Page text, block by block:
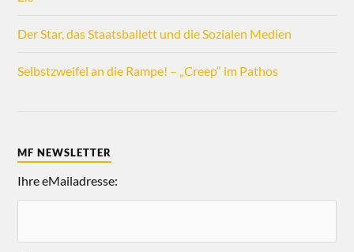
Der Star, das Staatsballett und die Sozialen Medien
Selbstzweifel an die Rampe! – „Creep“ im Pathos
MF NEWSLETTER
Ihre eMailadresse: